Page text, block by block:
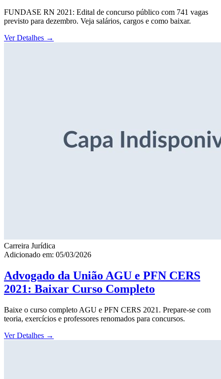
FUNDASE RN 2021: Edital de concurso público com 741 vagas
previsto para dezembro. Veja salários, cargos e como baixar.
Ver Detalhes →
Carreira Jurídica
Adicionado em: 05/03/2026
Advogado da União AGU e PFN CERS
2021: Baixar Curso Completo
Baixe o curso completo AGU e PFN CERS 2021. Prepare-se com
teoria, exercícios e professores renomados para concursos.
Ver Detalhes →